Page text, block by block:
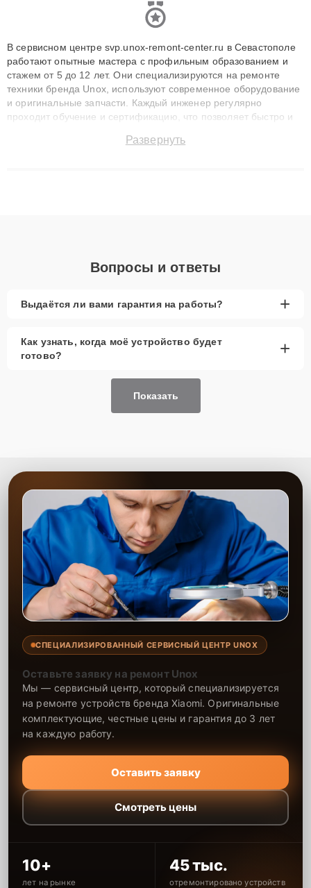
В сервисном центре svp.unox-remont-center.ru в Севастополе
работают опытные мастера с профильным образованием и
стажем от 5 до 12 лет. Они специализируются на ремонте
техники бренда Unox, используют современное оборудование
и оригинальные запчасти. Каждый инженер регулярно
проходит обучение и сертификацию, что позволяет быстро и
сохранением гарантии до 3 лет. Наши мастера решают
Развернуть
Вопросы и ответы
Выдаётся ли вами гарантия на работы? +
Как узнать, когда моё устройство будет
готово?
+
Показать
СПЕЦИАЛИЗИРОВАННЫЙ СЕРВИСНЫЙ ЦЕНТР UNOX
Оставьте заявку на ремонт Unox
Мы — сервисный центр, который специализируется
на ремонте устройств бренда Xiaomi. Оригинальные
комплектующие, честные цены и гарантия до 3 лет
на каждую работу.
Оставить заявку
Смотреть цены
10+
лет на рынке
45 тыс.
отремонтировано устройств